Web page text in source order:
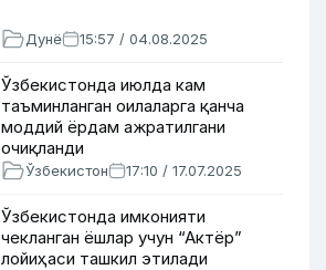
Дунё 15:57 / 04.08.2025
Ўзбекистонда июлда кам
таъминланган оилаларга қанча
моддий ёрдам ажратилгани
очиқланди
Ўзбекистон 17:10 / 17.07.2025
Ўзбекистонда имконияти
чекланган ёшлар учун “Актёр”
лойиҳаси ташкил этилади